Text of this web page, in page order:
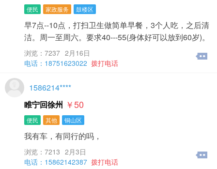
便民 家政服务 鼓楼区
早7点--10点，打扫卫生做简单早餐，3个人吃，之后清
洁。周一至周六。要求40---55(身体好可以放到60岁)。
浏览：7237 2月16日
电话：18751623022 拨打电话
1586214****
睢宁回徐州 ￥50
便民 其他 铜山区
我有车，有同行的吗，
浏览：7213 2月3日
电话：15862142387 拨打电话